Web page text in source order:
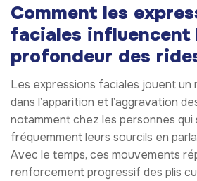
Comment les
faciales influencent
profondeur des
Les expressions faciales jouent un
dans l’apparition et l’aggravation
notamment chez les personnes qui
fréquemment leurs sourcils en
Avec le temps, ces mouvements
renforcement progressif des plis